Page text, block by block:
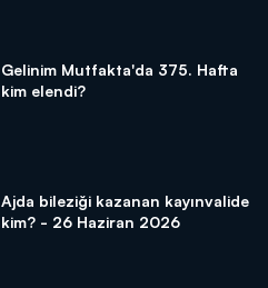
Gelinim Mutfakta'da 375. Hafta
kim elendi?
Ajda bileziği kazanan kayınvalide
kim? - 26 Haziran 2026